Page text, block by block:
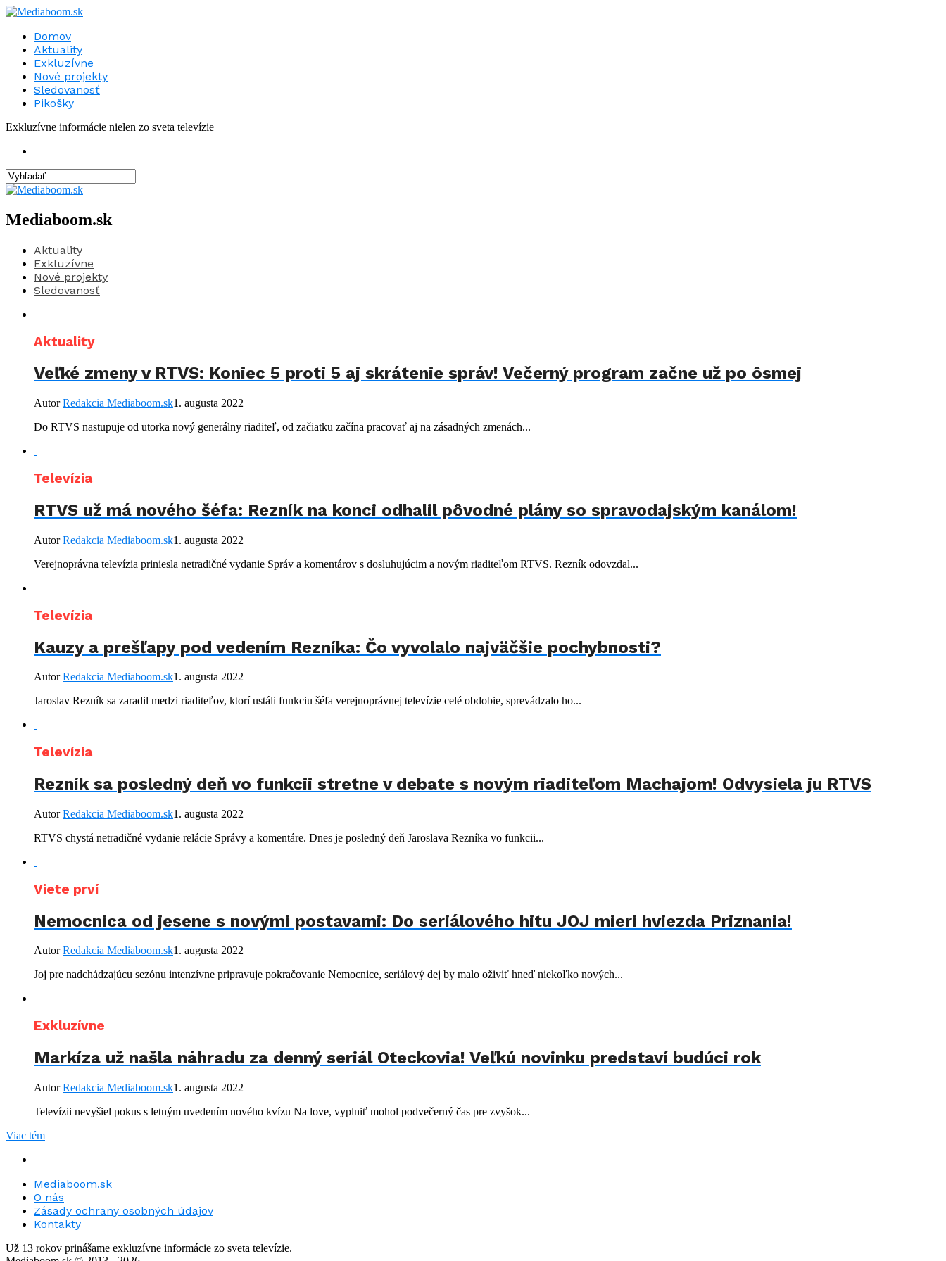
Domov
Aktuality
Exkluzívne
Nové projekty
Sledovanosť
Pikošky
Exkluzívne informácie nielen zo sveta televízie
Mediaboom.sk
Aktuality
Exkluzívne
Nové projekty
Sledovanosť
Aktuality
Veľké zmeny v RTVS: Koniec 5 proti 5 aj skrátenie správ! Večerný program začne už po ôsmej
AutorRedakcia Mediaboom.sk1. augusta 2022
Do RTVS nastupuje od utorka nový generálny riaditeľ, od začiatku začína pracovať aj na zásadných zmenách...
Televízia
RTVS už má nového šéfa: Rezník na konci odhalil pôvodné plány so spravodajským kanálom!
AutorRedakcia Mediaboom.sk1. augusta 2022
Verejnoprávna televízia priniesla netradičné vydanie Správ a komentárov s dosluhujúcim a novým riaditeľom RTVS. Rezník odovzdal...
Televízia
Kauzy a prešľapy pod vedením Rezníka: Čo vyvolalo najväčšie pochybnosti?
AutorRedakcia Mediaboom.sk1. augusta 2022
Jaroslav Rezník sa zaradil medzi riaditeľov, ktorí ustáli funkciu šéfa verejnoprávnej televízie celé obdobie, sprevádzalo ho...
Televízia
Rezník sa posledný deň vo funkcii stretne v debate s novým riaditeľom Machajom! Odvysiela ju RTVS
AutorRedakcia Mediaboom.sk1. augusta 2022
RTVS chystá netradičné vydanie relácie Správy a komentáre. Dnes je posledný deň Jaroslava Rezníka vo funkcii...
Viete prví
Nemocnica od jesene s novými postavami: Do seriálového hitu JOJ mieri hviezda Priznania!
AutorRedakcia Mediaboom.sk1. augusta 2022
Joj pre nadchádzajúcu sezónu intenzívne pripravuje pokračovanie Nemocnice, seriálový dej by malo oživiť hneď niekoľko nových...
Exkluzívne
Markíza už našla náhradu za denný seriál Oteckovia! Veľkú novinku predstaví budúci rok
AutorRedakcia Mediaboom.sk1. augusta 2022
Televízii nevyšiel pokus s letným uvedením nového kvízu Na love, vyplniť mohol podvečerný čas pre zvyšok...
Viac tém
Mediaboom.sk
O nás
Zásady ochrany osobných údajov
Kontakty
Už 13 rokov prinášame exkluzívne informácie zo sveta televízie.